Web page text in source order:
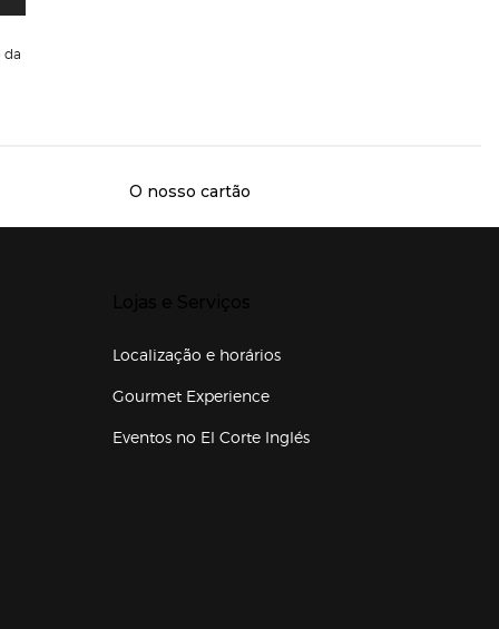
da
O nosso cartão
Localização e horários
Gourmet Experience
Eventos no El Corte Inglés